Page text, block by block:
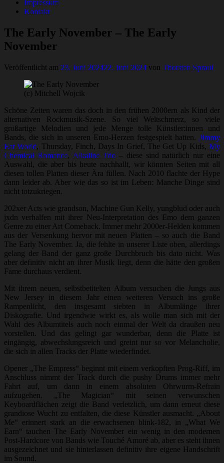
Impressum
Kontakt
The Early November – The Early
November
Veröffentlicht am 23. Juni 202422. Juni 2024 von Thorsten Spraul
(c) Mitchell Wojcik
Schöne Zeiten waren das doch in den frühen 2000ern als Kind der
alternativen Rockmusik-Szene. So viel Weltschmerz, so viele
großartige Melodien und jede Menge tolle Künstler:innen und
Bands, die sich in unseren Emo-Herzen festgespielt hatten. Jimmy
Eat World, Thursday, Finch, Days In Grief, The Get Up Kids,My
Chemical Romance, Alkaline Trio – diese sind natürlich nur eine
Auswahl, die aber bis heute nachhallt, wir könnten Seiten mit all
diesen tollen Platten dieser Ära füllen. Nach 2010 flachte der Hype
dann leider ab. Aber wie das so ist im Leben: Manche Dinge sind
nicht totzukriegen.
202xer Acts wie grandson, Machine Gun Kelly, yungblud oder auch
jxdn verhalfen mit ihrer Neu-Interpretation des Emo dem ganzen
Genre zu einer Art Comeback. Immer mehr 2000er-Helden kommen
aus der Versenkung hervor mit neuen Platten – so auch die Band
The Early November. Ja, die fehlte in unserer Liste oben, allerdings
gelang der Band der ganz große Durchbruch bis dato nicht. Was
aber definitiv nicht an ihrer Musik liegt, denn die hätte den großen
Fame durchaus verdient.
Mit ihrem neuen, selbstbetitelten Album versuchen die Jungs aus
New Jersey in diesem Jahr einen weiteren Versuch ins große
Rampenlicht, den insgesamt siebten in Albumlänge ihrer
Diskografie. Und irgendwie wirkt es, als wolle man sich mit der
Wahl des Albumtitels auch noch einmal der Welt da draußen neu
vorstellen. Und das gelingt gar wunderbar, denn die Platte ist
eingängig, abwechslungsreich und greint nur so vor Melancholie,
die sich in allen Tracks der Platte wiederfindet.
Opener „The Empress“ beginnt mit einem verkopften Prog-Riff, im
Anschluss nimmt der Track durch die pushy Drums immer mehr
Fahrt auf, um dann in einem absoluten Ohrwurm-Refrain
aufzugehen. „The Magician“ mit seinen verwunschen
Keyboardflächen zeigt die Band verletzlich, um dann erneut diese
grandiose Wucht zu entfalten, die diese Künstler ausmacht. „About
Me“ erinnert stark an die erwachsenen blink-182, in „What We
Earn“ tauchen The Early November ein wenig in den modernen
Post-Hardcore von Bands wie Touché Amoré ab, aber es steht ihnen
ausgezeichnet und sie hinterlassen definitiv ihre eigene Handschrift
im Sound.